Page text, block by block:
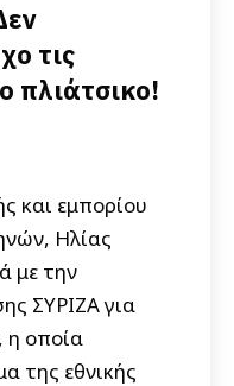
τις
πλιάτσικο!
και εμπορίου
Ηλίας
με την
ΣΥΡΙΖΑ για
η οποία
της εθνικής